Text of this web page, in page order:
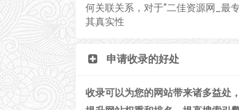
何关联关系，对于“二佳资源网_最
其真实性
申请收录的好处
收录可以为您的网站带来诸多益处